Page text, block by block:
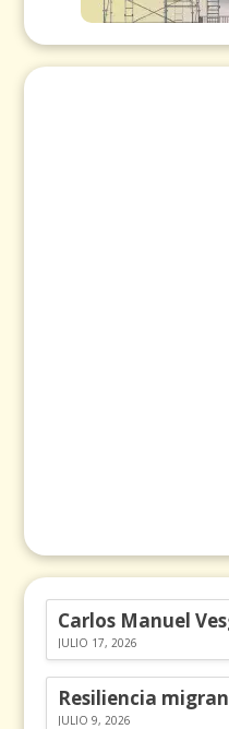
JULIO 17, 2026
JULIO 9, 2026